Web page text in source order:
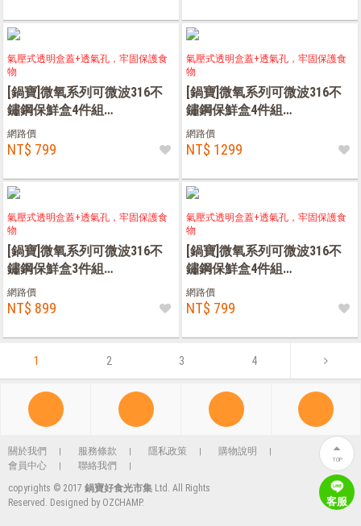
氣壓式透明盒蓋+透氣孔，牢固保護食
物
[鍋寶]微氧系列可微波316不
鏽鋼保鮮盒4件組
(450ml*2+680ml*2)
網路價
NT$ 799
氣壓式透明盒蓋+透氣孔，牢固保護食
物
[鍋寶]微氧系列可微波316不
鏽鋼保鮮盒4件組
(600ml+1300ml+2900ml*2)
網路價
NT$ 1299
氣壓式透明盒蓋+透氣孔，牢固保護食
物
[鍋寶]微氧系列可微波316不
鏽鋼保鮮盒3件組
(600ml*2+2900ml)
網路價
NT$ 899
氣壓式透明盒蓋+透氣孔，牢固保護食
物
[鍋寶]微氧系列可微波316不
鏽鋼保鮮盒4件組
(450ml*3+680ml)
網路價
NT$ 799
1 2 3 4
關於我們 服務條款 隱私政策
購物說明
會員中心
聯絡我們
copyrights © 2017 鍋寶好食光市集 Ltd. All Rights
Reserved. Designed by OZCHAMP.
TOP
客服